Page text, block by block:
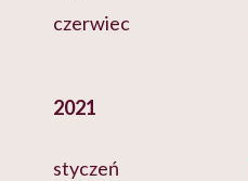
czerwiec
2021
styczeń